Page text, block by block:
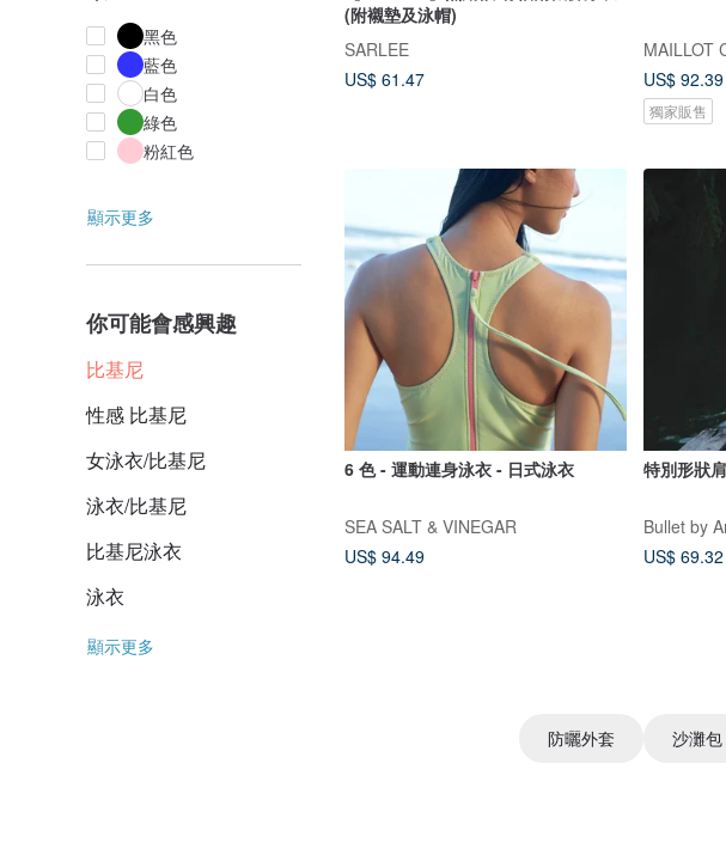
黑色
藍色
白色
綠色
粉紅色
顯示更多
你可能會感興趣
比基尼
性感 比基尼
女泳衣/比基尼
泳衣/比基尼
比基尼泳衣
泳衣
顯示更多
(附襯墊及泳帽)
SARLEE
US$ 61.47
MAILLOT
US$ 92.39
獨家販售
6 色 - 運動連身泳衣 - 日式泳衣
SEA SALT & VINEGAR
US$ 94.49
特別形狀
Bullet by
US$ 69.32
防曬外套 沙灘包